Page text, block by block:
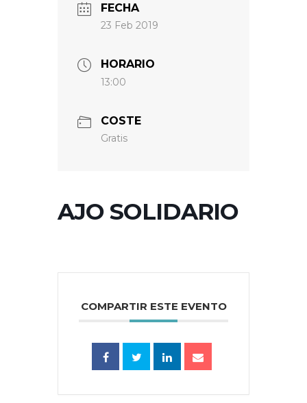
FECHA
23 Feb 2019
HORARIO
13:00
COSTE
Gratis
AJO SOLIDARIO
COMPARTIR ESTE EVENTO